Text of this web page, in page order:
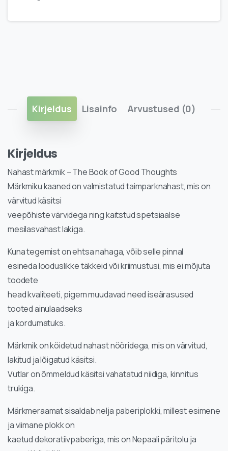
Kirjeldus Lisainfo Arvustused (0)
Kirjeldus
Nahast märkmik – The Book of Good Thoughts
Märkmiku kaaned on valmistatud taimparknahast, mis on
värvitud käsitsi
veepõhiste värvidega ning kaitstud spetsiaalse
mesilasvahast lakiga.
Kuna tegemist on ehtsa nahaga, võib selle pinnal
esineda looduslikke täkkeid või kriimustusi, mis ei mõjuta
toodete
head kvaliteeti, pigem muudavad need iseärasused
tooted ainulaadseks
ja kordumatuks.
Märkmik on köidetud nahast nööridega, mis on värvitud,
lakitud ja lõigatud käsitsi.
Vutlar on õmmeldud käsitsi vahatatud niidiga, kinnitus
trukiga.
Märkmeraamat sisaldab nelja paberiplokki, millest esimene
ja viimane plokk on
kaetud dekoratiivpaberiga, mis on Nepaali päritolu ja